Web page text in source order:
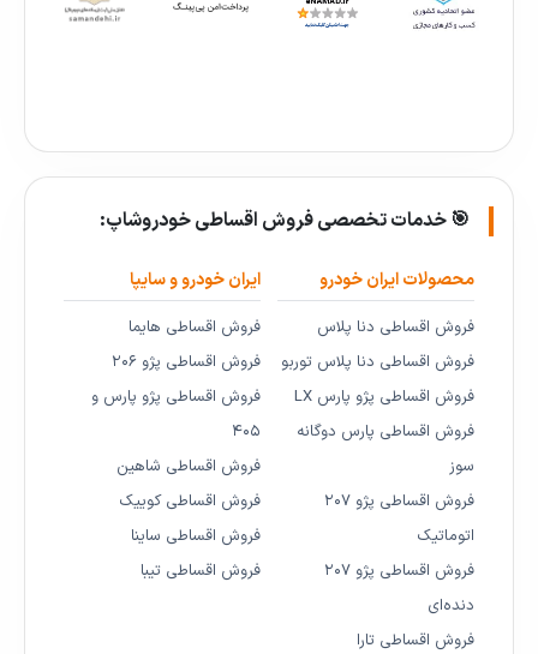
🎯 خدمات تخصصی فروش اقساطی خودروشاپ:
محصولات ایران خودرو
فروش اقساطی دنا پلاس
فروش اقساطی دنا پلاس توربو
فروش اقساطی پژو پارس LX
فروش اقساطی پارس دوگانه
سوز
فروش اقساطی پژو ۲۰۷
اتوماتیک
فروش اقساطی پژو ۲۰۷
دنده‌ای
فروش اقساطی تارا
ایران خودرو و سایپا
فروش اقساطی هایما
فروش اقساطی پژو ۲۰۶
فروش اقساطی پژو پارس و
۴۰۵
فروش اقساطی شاهین
فروش اقساطی کوییک
فروش اقساطی ساینا
فروش اقساطی تیبا